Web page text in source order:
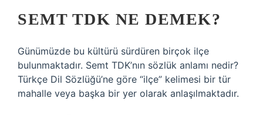
SEMT TDK NE DEMEK?
Günümüzde bu kültürü sürdüren birçok ilçe
bulunmaktadır. Semt TDK’nın sözlük anlamı nedir?
Türkçe Dil Sözlüğü’ne göre “ilçe” kelimesi bir tür
mahalle veya başka bir yer olarak anlaşılmaktadır.